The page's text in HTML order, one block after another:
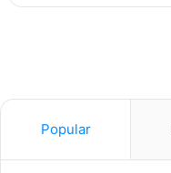
Popular